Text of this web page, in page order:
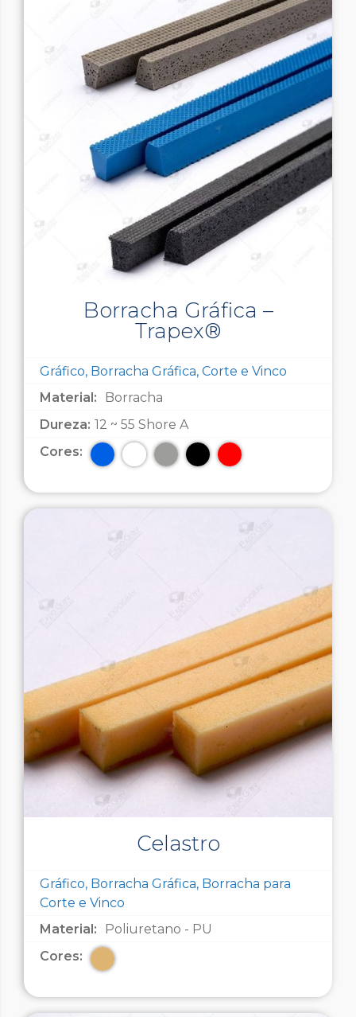
Borracha Gráfica –
Trapex®
Gráfico, Borracha Gráfica, Corte e Vinco
Material:
Borracha
Dureza: 12 ~ 55 Shore A
Cores:
Celastro
Gráfico, Borracha Gráfica, Borracha para
Corte e Vinco
Material:
Poliuretano - PU
Cores: